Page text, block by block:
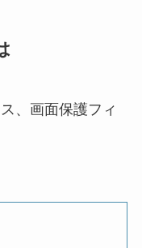
、画面保護フィ